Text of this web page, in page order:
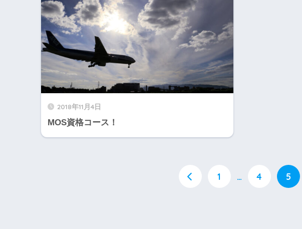
2018年11月4日
MOS資格コース！
1 … 4 5